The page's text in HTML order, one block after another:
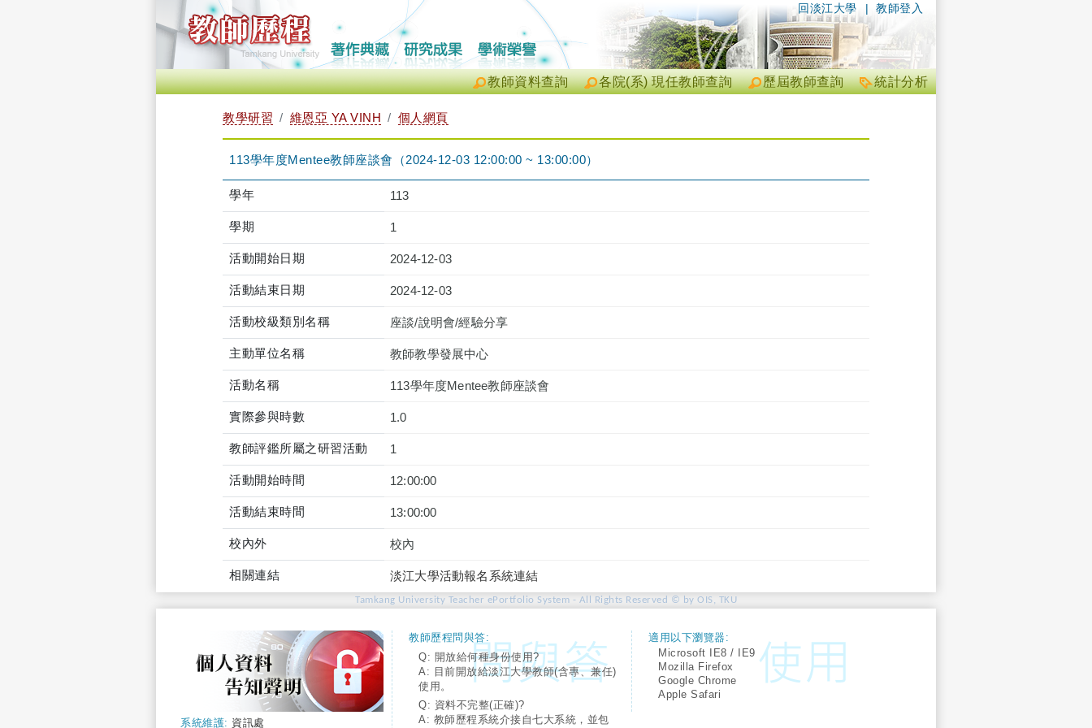
| 教師登入
回淡江大學
統計分析
歷屆教師查詢
各院(系) 現任教師查詢
教師資料查詢
教學研習 維恩亞 YA VINH 個人網頁
113學年度Mentee教師座談會（2024-12-03 12:00:00 ~ 13:00:00）
學年 113
學期 1
活動開始日期 2024-12-03
活動結束日期 2024-12-03
活動校級類別名稱 座談/說明會/經驗分享
主動單位名稱 教師教學發展中心
活動名稱 113學年度Mentee教師座談會
實際參與時數 1.0
教師評鑑所屬之研習活動 1
活動開始時間 12:00:00
活動結束時間 13:00:00
校內外 校內
相關連結 淡江大學活動報名系統連結
Tamkang University Teacher ePortfolio System - All Rights Reserved © by OIS, TKU
系統維護: 資訊處
教師歷程問與答:
Q: 開放給何種身份使用?
A: 目前開放給淡江大學教師(含專、兼任)
使用。
Q: 資料不完整(正確)?
A: 教師歷程系統介接自七大系統，並包
適用以下瀏覽器:
Microsoft IE8 / IE9
Mozilla Firefox
Google Chrome
Apple Safari